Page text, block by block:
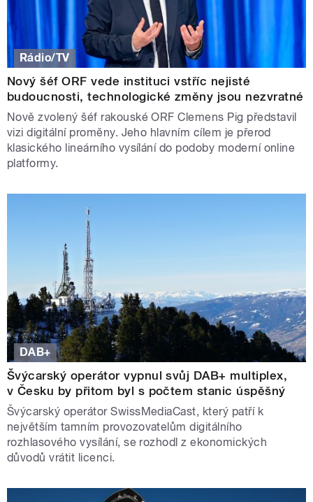
Rádio/TV
Nový šéf ORF vede instituci vstříc nejisté
budoucnosti, technologické změny jsou nezvratné
Nově zvolený šéf rakouské ORF Clemens Pig představil
vizi digitální proměny. Jeho hlavním cílem je přerod
klasického lineárního vysílání do podoby moderní online
platformy.
DAB+
Švýcarský operátor vypnul svůj DAB+ multiplex,
v Česku by přitom byl s počtem stanic úspěšný
Švýcarský operátor SwissMediaCast, který patří k
největším tamním provozovatelům digitálního
rozhlasového vysílání, se rozhodl z ekonomických
důvodů vrátit licenci.